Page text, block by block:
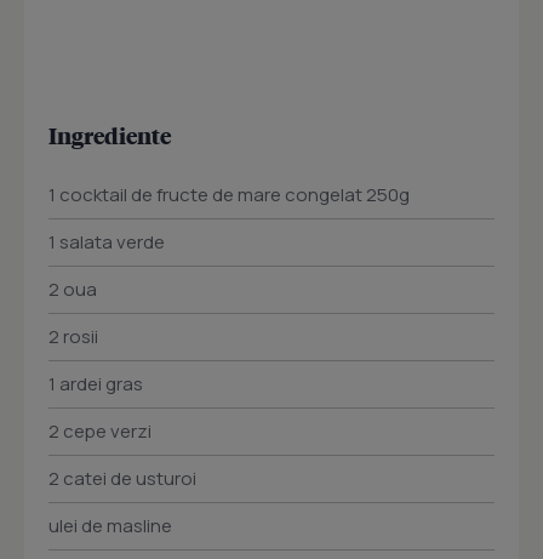
Ingrediente
1 cocktail de fructe de mare congelat 250g
1 salata verde
2 oua
2 rosii
1 ardei gras
2 cepe verzi
2 catei de usturoi
ulei de masline